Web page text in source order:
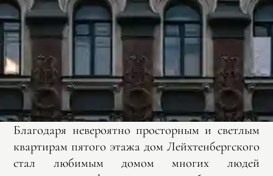
Благодаря невероятно просторным и светлым
квартирам пятого этажа дом Лейхтенбергского
стал любимым домом многих людей